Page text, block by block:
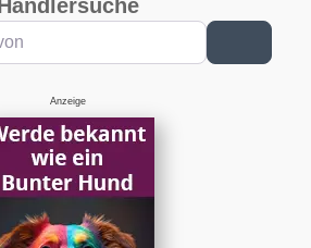
Händlersuche
Anzeige